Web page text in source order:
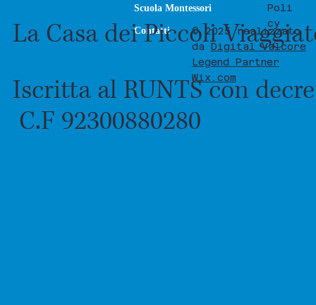
Scuola Montessori
Contatti
Poli
cy
La Casa dei Piccoli
Iscritta al RUNTS con
C.F 92300880280
© 2025 realizzato
da Digital Valcore
Legend Partner
Wix.com